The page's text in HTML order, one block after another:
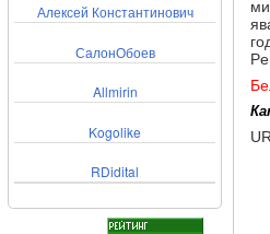
Алексей Константинович
СалонОбоев
Allmirin
Kogolike
RDidital